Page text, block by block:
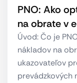
PNO: Ako
na obrate v
Úvod: Čo je
nákladov na
ukazovateľov
prevádzkových